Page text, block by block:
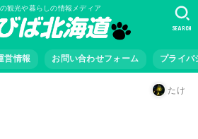
観光や暮らしの情報メディア
営情報 お問い合わせフォーム プライバ
SEARCH
たけ